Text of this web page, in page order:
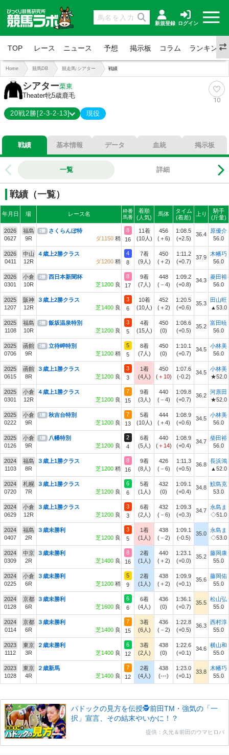
新規登録 ログイン
TOP レース ニュース 予想 掲示板 コラム ランキング
Home 競馬DB 競走馬:シアター 戦績
シアター栗東
Theater牝5歳鹿毛
10
20戦2勝[2-3-2-13]
現役
総合成績 2-3-2-13
10%
25%
複勝 35%
戦績 基本情報 データ 血統 掲示板
一覧 詳細
戦績（一覧）
年月日 場 レース名
枠番
馬番
着順
(人気)
馬体
タイム
(着差)
上り
騎手
(斤量)
2026
0627
福島
9R
2勝
さくらんぼ特
ダ1150 稍
8
16
11着
(10人)
456
(＋6)
1:08.5
(+2.5)
36.4
原優介
56.0
2026
0411
中山
12R
４歳上2勝クラス
ダ1200 稍
4
8
7着
(9人)
450
(＋2)
1:11.2
(+0.7)
37.9
木幡巧
56.0
2026
0301
小倉
10R
2勝
西日本新聞杯
芝1200 良
8
17
9着
(7人)
448
(－4)
1:09.2
(+0.8)
34.3
菱田裕
56.0
2025
1207
阪神
12R
３歳上2勝クラス
芝1400 良
3
6
10着
(10人)
452
(＋2)
1:20.5
(+0.6)
35.3
田山旺
▲53.0
2025
1108
福島
10R
2勝
飯坂温泉特別
芝1200 良
3
5
4着
(15人)
450
(0)
1:08.6
(+0.5)
35.2
富田暁
56.0
2025
0706
函館
9R
2勝
立待岬特別
芝1200 稍
5
5
8着
(7人)
450
(0)
1:10.1
(+0.7)
34.5
小林美
56.0
2025
0615
函館
8R
３歳上1勝クラス
芝1200 良
3
3
1着
(4人)
450
(＋10)
1:07.6
(-0.2)
34.5
小林美
★52.0
2025
0301
小倉
12R
４歳上1勝クラス
芝1200 良
7
15
9着
(3人)
440
(－4)
1:09.8
(+0.7)
36.2
河原田
★52.0
2025
0222
小倉
9R
1勝
秋吉台特別
芝1200 良
7
13
5着
(10人)
444
(＋4)
1:08.9
(+0.6)
34.5
小林美
56.0
2025
0126
小倉
9R
1勝
八幡特別
芝1200 良
2
4
6着
(5人)
440
(＋14)
1:08.9
(+0.4)
34.7
柴田裕
56.0
2024
1103
福島
8R
３歳上1勝クラス
芝1200 稍
8
16
9着
(8人)
426
(－6)
1:11.3
(+0.5)
36.8
長浜鴻
▲52.0
2024
0720
札幌
7R
３歳上1勝クラス
芝1200 良
6
6
5着
(1人)
432
(0)
1:09.1
(+0.4)
34.8
鮫島克
53.0
2024
0629
小倉
12R
３歳上1勝クラス
芝1200 良
3
3
6着
(2人)
432
(－6)
1:09.3
(+0.3)
34.7
永島ま
◇51.0
2024
0407
福島
2R
３歳未勝利
芝1200 良
3
5
1着
(1人)
438
(－2)
1:09.1
(-0.5)
35.0
永島ま
◇53.0
2024
0309
中京
2R
３歳未勝利
芝1400 良
8
16
2着
(1人)
440
(＋2)
1:23.1
(+0.0)
35.2
藤岡康
55.0
2024
0225
小倉
6R
３歳未勝利
芝1200 稍
5
9
2着
(1人)
438
(＋2)
1:09.9
(+0.1)
35.6
藤岡佑
55.0
2024
0128
京都
6R
３歳未勝利
芝1600 良
6
6
6着
(4人)
436
(0)
1:36.1
(+0.7)
35.5
松山弘
55.0
2024
0114
京都
6R
３歳未勝利
芝1400 良
7
15
3着
(6人)
436
(－2)
1:22.8
(+0.5)
36.3
西村淳
55.0
2023
1112
東京
3R
２歳未勝利
芝1400 良
6
12
3着
(2人)
438
(0)
1:22.6
(+0.1)
34.6
横山和
55.0
2023
1028
東京
4R
２歳新馬
芝1400 良
7
12
2着
(4人)
438
(---)
1:23.0
(+0.1)
33.8
木幡巧
55.0
パドックの見方を伝授🕵前田TM・強気の「一
択」宣言、その結末やいかに！？
提供：久光＆前田のウマヒロバ